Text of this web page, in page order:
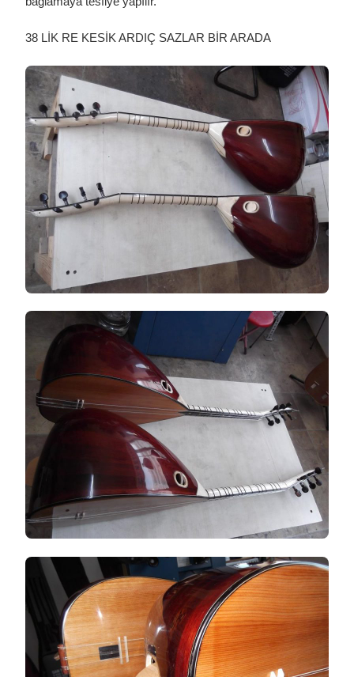
38 LİK RE KESİK ARDIÇ SAZLAR BİR ARADA